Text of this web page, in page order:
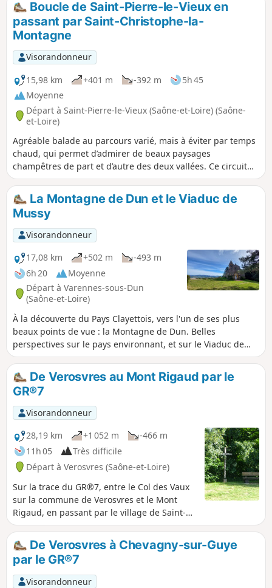
Boucle de Saint-Pierre-le-Vieux en
passant par Saint-Christophe-la-
Montagne
Visorandonneur
15,98 km
+401 m -392 m
5h 45
Moyenne
Départ à Saint-Pierre-le-Vieux (Saône-et-Loire) (Saône-
et-Loire)
Agréable balade au parcours varié, mais à éviter par temps
chaud, qui permet d’admirer de beaux paysages
champêtres de part et d’autre des deux vallées. Ce circuit
suit d'abord des crêtes montantes puis traverse le petit
hameau de Nuzillet avant de rejoindre une crête
descendante passant par Saint-Christophe-la-Montagne. En
gros 6 km de montée et 9 km de descente vous attendent.
La Montagne de Dun et le Viaduc de
Mussy
Visorandonneur
17,08 km
+502 m
-493 m
6h 20
Moyenne
Départ à Varennes-sous-Dun
(Saône-et-Loire)
À la découverte du Pays Clayettois, vers l'un de ses plus
beaux points de vue : la Montagne de Dun. Belles
perspectives sur le pays environnant, et sur le Viaduc de
Mussy, inscrit à l'inventaire des monuments historiques.
De Verosvres au Mont Rigaud par le
GR®7
Visorandonneur
28,19 km
+1 052 m
-466 m
11h 05
Très difficile
Départ à Verosvres (Saône-et-Loire)
Sur la trace du GR®7, entre le Col des Vaux
sur la commune de Verosvres et le Mont
Rigaud, en passant par le village de Saint-
Bonnet-des-Bruyères. Beaucoup de
passages à l'ombre, en forêt, et de beaux
paysages. Le balisage est, quelquefois,
absent, donc se munir de la carte IGN, mais
il est préférable d'avoir un GPS.
De Verosvres à Chevagny-sur-Guye
par le GR®7
Visorandonneur